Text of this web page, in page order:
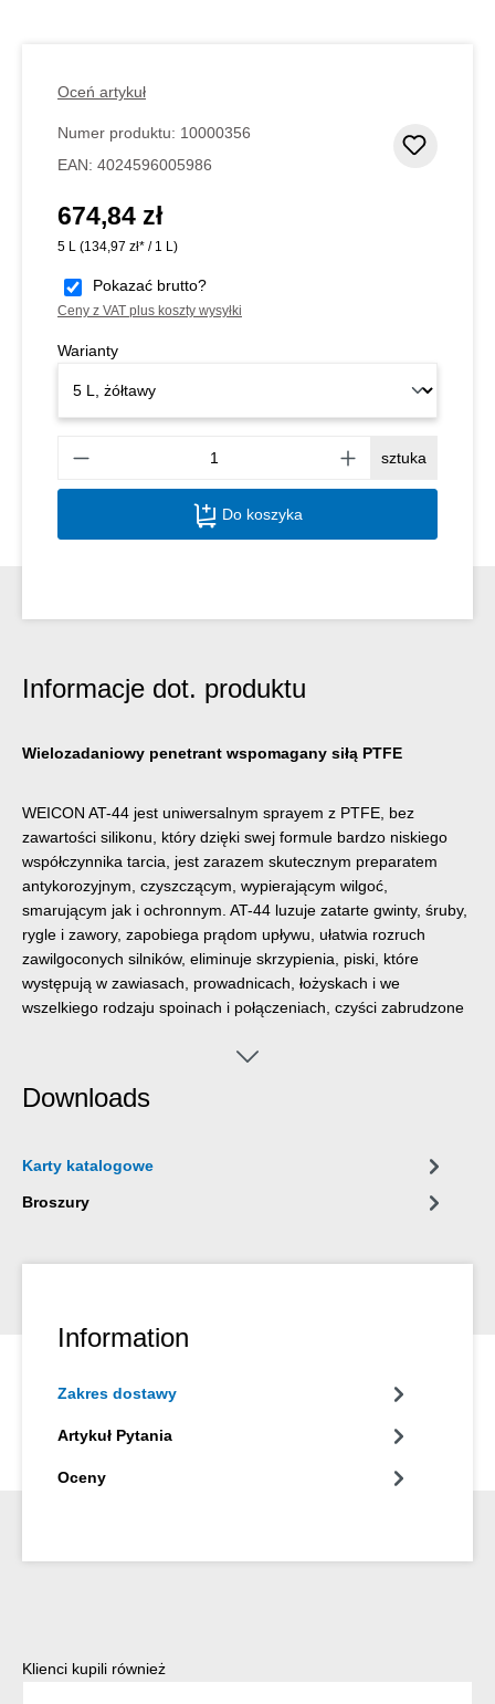
Oceń artykuł
Numer produktu: 10000356
EAN: 4024596005986
Cena regularna:
674,84 zł
5 L (134,97 zł* / 1 L)
Pokazać brutto?
Ceny z VAT plus koszty wysyłki
Warianty
sztuka
Do koszyka
Informacje dot. produktu
Wielozadaniowy penetrant wspomagany siłą PTFE
WEICON AT-44 jest uniwersalnym sprayem z PTFE, bez
zawartości silikonu, który dzięki swej formule bardzo niskiego
współczynnika tarcia, jest zarazem skutecznym preparatem
antykorozyjnym, czyszczącym, wypierającym wilgoć,
smarującym jak i ochronnym. AT-44 luzuje zatarte gwinty, śruby,
rygle i zawory, zapobiega prądom upływu, ułatwia rozruch
zawilgoconych silników, eliminuje skrzypienia, piski, które
występują w zawiasach, prowadnicach, łożyskach i we
wszelkiego rodzaju spoinach i połączeniach, czyści zabrudzone
pozostawia smug, jest nieprzylepny i nie przyciąga pyłu, chroni i
elektryczne i mechaniczne (mierniki, zamki, broń) oraz zapewnia
elektrycznym, transportowym a także w pracach domowych.
Downloads
Karty katalogowe
Broszury
Information
Zakres dostawy
Artykuł Pytania
Oceny
Pomiń galerię produktów
Klienci kupili również